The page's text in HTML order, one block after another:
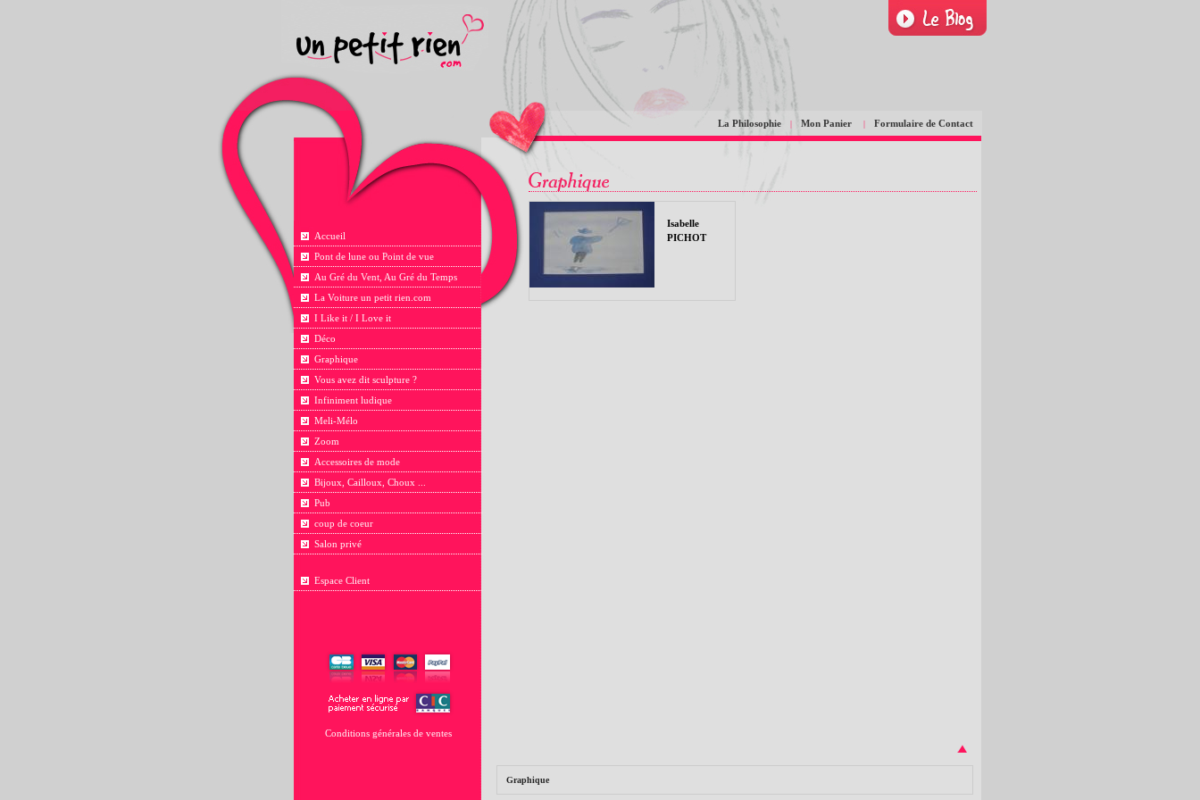
La Philosophie | Mon Panier | Formulaire de Contact
Accueil
Pont de lune ou Point de vue
Au Gré du Vent, Au Gré du Temps
La Voiture un petit rien.com
I Like it / I Love it
Déco
Graphique
Vous avez dit sculpture ?
Infiniment ludique
Meli-Mélo
Zoom
Accessoires de mode
Bijoux, Cailloux, Choux ...
Pub
coup de coeur
Salon privé
Espace Client
Conditions générales de ventes
Isabelle
PICHOT
Graphique